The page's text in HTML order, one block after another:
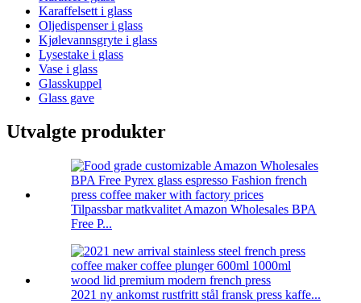
Karaffelsett i glass
Oljedispenser i glass
Kjølevannsgryte i glass
Lysestake i glass
Vase i glass
Glasskuppel
Glass gave
Utvalgte produkter
Tilpassbar matkvalitet Amazon Wholesales BPA
Free P...
2021 ny ankomst rustfritt stål fransk press kaffe...